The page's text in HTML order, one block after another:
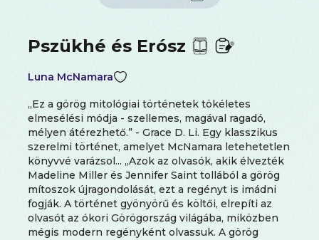
Pszükhé és Erósz
Luna McNamara
„Ez a görög mitológiai történetek tökéletes
elmesélési módja - szellemes, magával ragadó,
mélyen átérezhető.” - Grace D. Li. Egy klasszikus
szerelmi történet, amelyet McNamara letehetetlen
könyvvé varázsol... „Azok az olvasók, akik élvezték
Madeline Miller és Jennifer Saint tollából a görög
mítoszok újragondolását, ezt a regényt is imádni
fogják. A történet gyönyörű és költői, elrepíti az
olvasót az ókori Görögország világába, miközben
mégis modern regényként olvassuk. A görög